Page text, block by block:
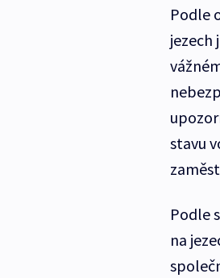
Podle
jezech
stavu
Podle
na